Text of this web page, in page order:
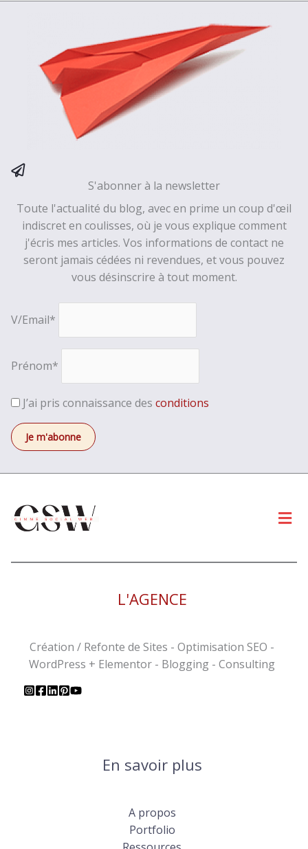
S'abonner à la newsletter
Toute l'actualité du blog, avec en prime un coup d'œil
indiscret en coulisses, où je vous explique comment
j'écris mes articles. Vos informations de contact ne
seront jamais cédées ni revendues, et vous pouvez
vous désinscrire à tout moment.
V/Email*
Prénom*
J’ai pris connaissance des conditions
L'AGENCE
Création / Refonte de Sites - Optimisation SEO -
WordPress + Elementor - Blogging - Consulting
En savoir plus
A propos
Portfolio